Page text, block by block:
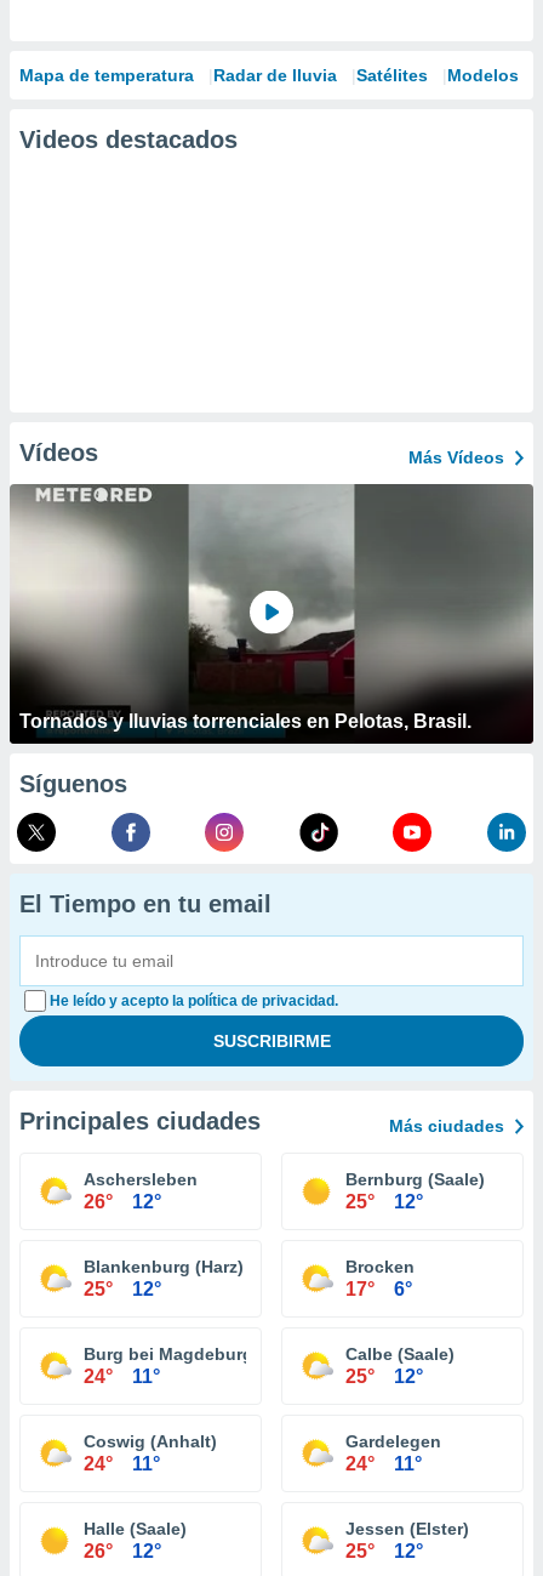
Mapa de temperatura Radar de lluvia Satélites Modelos
Videos destacados
Vídeos Más Vídeos
Tornados y lluvias torrenciales en Pelotas, Brasil.
Síguenos
El Tiempo en tu email
He leído y acepto la política de privacidad.
Principales ciudades Más ciudades
Aschersleben
26° 12°
Bernburg (Saale)
25° 12°
Blankenburg (Harz)
25° 12°
Brocken
17° 6°
Burg bei Magdeburg
24° 11°
Calbe (Saale)
25° 12°
Coswig (Anhalt)
24° 11°
Gardelegen
24° 11°
Halle (Saale)
26° 12°
Jessen (Elster)
25° 12°